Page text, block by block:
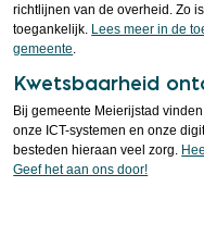
richtlijnen van de overheid. Zo
toegankelijk. Lees meer in de
gemeente.
Kwetsbaarheid
Bij gemeente Meierijstad
onze ICT-systemen en onze
besteden hieraan veel zorg.
Geef het aan ons door!